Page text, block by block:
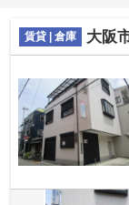
賃貸 | 倉庫 大阪